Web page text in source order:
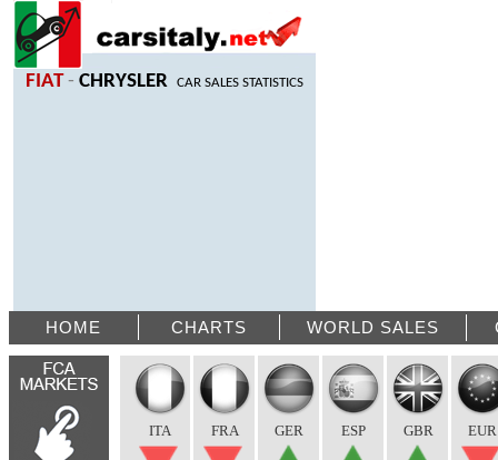
FIAT - CHRYSLER CAR SALES STATISTICS
HOME CHARTS WORLD SALES
ITA FRA GER ESP GBR EUR